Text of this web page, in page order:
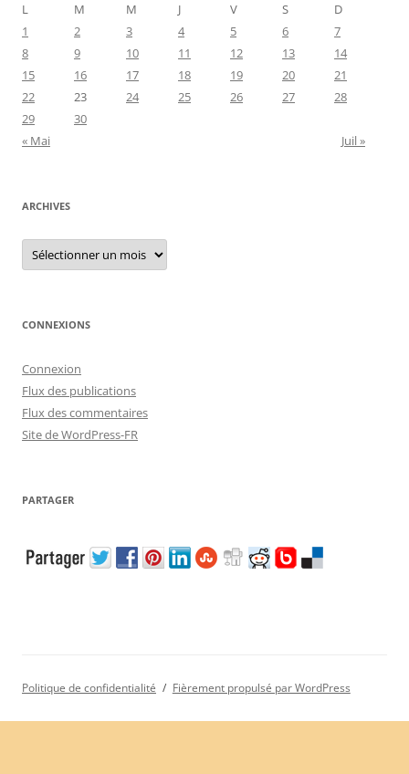
L
M M J V S
D
1
2 3 4 5 6
7
8
9 10 11 12 13
14
15
16 17 18 19 20
21
22
23 24 25 26 27
28
29
30
« Mai
Juil »
ARCHIVES
Archives
CONNEXIONS
Connexion
Flux des publications
Flux des commentaires
Site de WordPress-FR
PARTAGER
Politique de confidentialité Fièrement propulsé par WordPress